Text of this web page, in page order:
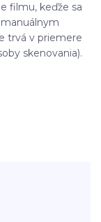
filmu, keďže sa
trvá v priemere
skenovania).